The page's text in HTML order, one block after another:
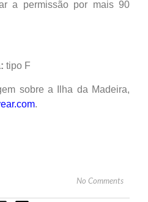
a permissão por mais 90
tipo F
sobre a Ilha da Madeira,
.
No Comments